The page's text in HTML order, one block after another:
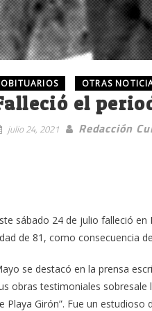
OBITUARIOS OTRAS
el
julio 24, 2021 Redacción
sábado 24 de julio falleció
de 81, como consecuencia
se destacó en la prensa
obras testimoniales
Playa Girón”. Fue un